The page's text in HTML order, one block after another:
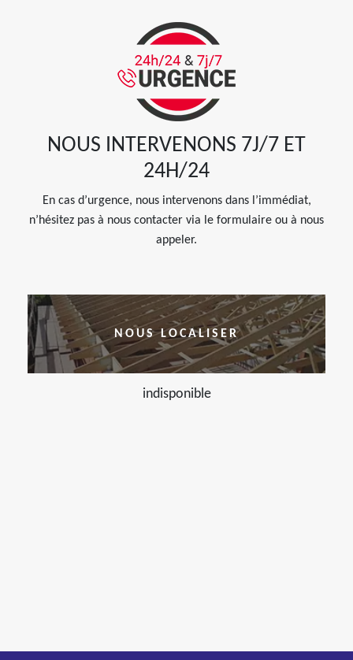
NOUS INTERVENONS 7J/7 ET
24H/24
En cas d’urgence, nous intervenons dans l’immédiat,
n’hésitez pas à nous contacter via le formulaire ou à nous
appeler.
NOUS LOCALISER
indisponible